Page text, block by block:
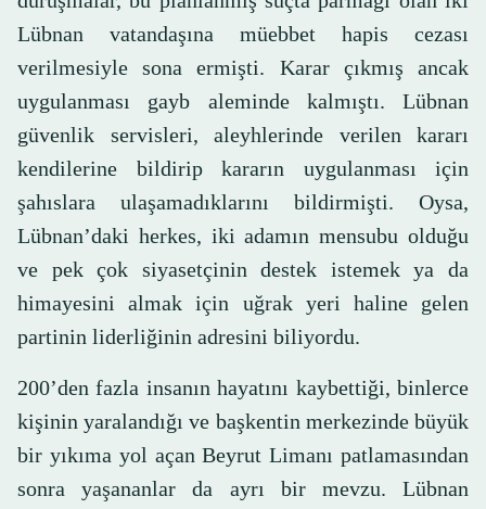
Lübnan vatandaşına müebbet hapis cezası
verilmesiyle sona ermişti. Karar çıkmış ancak
uygulanması gayb aleminde kalmıştı. Lübnan
güvenlik servisleri, aleyhlerinde verilen kararı
kendilerine bildirip kararın uygulanması için
şahıslara ulaşamadıklarını bildirmişti. Oysa,
Lübnan’daki herkes, iki adamın mensubu olduğu
ve pek çok siyasetçinin destek istemek ya da
himayesini almak için uğrak yeri haline gelen
partinin liderliğinin adresini biliyordu.
200’den fazla insanın hayatını kaybettiği, binlerce
kişinin yaralandığı ve başkentin merkezinde büyük
bir yıkıma yol açan Beyrut Limanı patlamasından
sonra yaşananlar da ayrı bir mevzu. Lübnan